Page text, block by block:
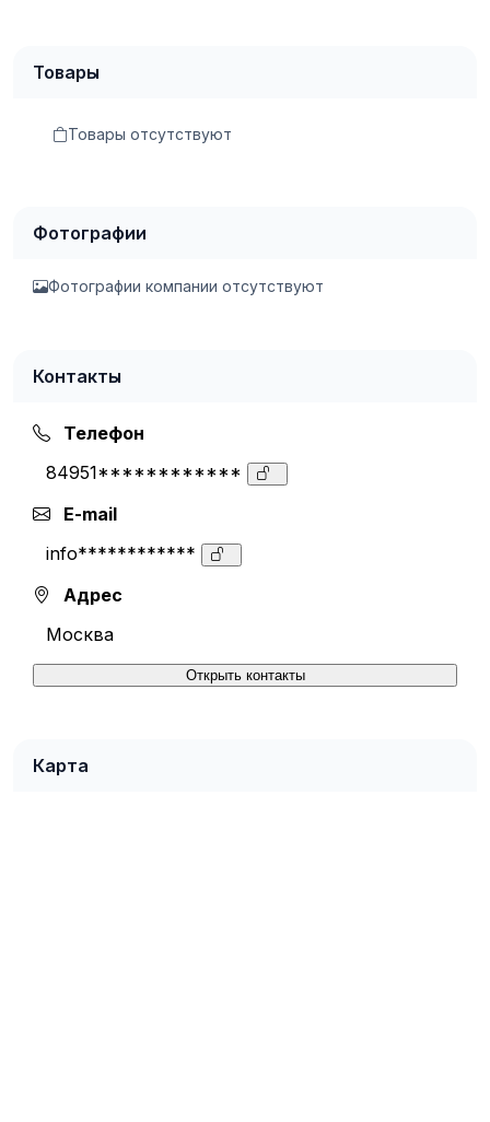
Товары
Товары отсутствуют
Фотографии
Фотографии компании отсутствуют
Контакты
Телефон
84951************
E-mail
info************
Адрес
Москва
Открыть контакты
Карта